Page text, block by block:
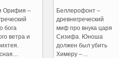
Орифия –
бога
ветра и
Беллерофонт –
древнегреческий
миф про внука царя
Сизифа. Юноша
должен был убить
Химеру –…